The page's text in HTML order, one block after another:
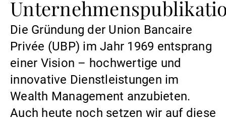
Externe Vermögensverwalter
Nachrichten und Insights
Kontakte
Die Gründung der Union Bancaire
Privée (UBP) im Jahr 1969 entsprang
einer Vision – hochwertige und
innovative Dienstleistungen im
Wealth Management anzubieten.
Auch heute noch setzen wir auf diese